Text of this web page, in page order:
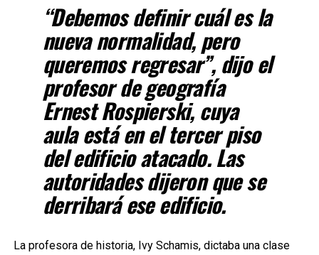
“Debemos definir cuál es la
nueva normalidad, pero
queremos regresar”, dijo el
profesor de geografía
Ernest Rospierski, cuya
aula está en el tercer piso
del edificio atacado. Las
autoridades dijeron que se
derribará ese edificio.
La profesora de historia, Ivy Schamis, dictaba una clase